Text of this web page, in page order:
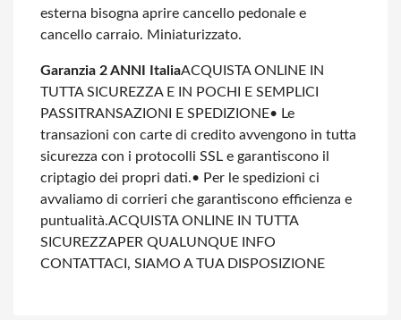
esterna bisogna aprire cancello pedonale e
cancello carraio. Miniaturizzato.
Garanzia 2 ANNI ItaliaACQUISTA ONLINE IN
TUTTA SICUREZZA E IN POCHI E SEMPLICI
PASSI TRANSAZIONI E SPEDIZIONE• Le
transazioni con carte di credito avvengono in tutta
sicurezza con i protocolli SSL e garantiscono il
criptagio dei propri dati.• Per le spedizioni ci
avvaliamo di corrieri che garantiscono efficienza e
puntualità.ACQUISTA ONLINE IN TUTTA
SICUREZZAPER QUALUNQUE INFO
CONTATTACI, SIAMO A TUA DISPOSIZIONE